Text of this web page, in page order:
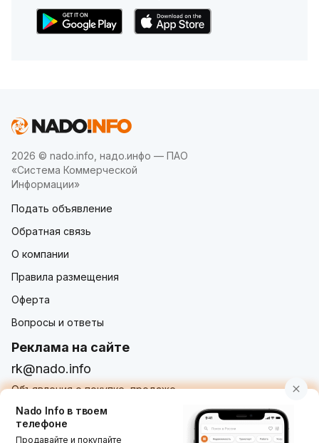
2026 © nado.info, надо.инфо — ПАО
«Система Коммерческой
Информации»
Подать объявление
Обратная связь
О компании
Правила размещения
Оферта
Вопросы и ответы
Реклама на сайте
rk@nado.info
Объявления о покупке, продаже,
услугах от частных лиц и организаций
Nado Info в твоем
телефоне
Продавайте и покупайте